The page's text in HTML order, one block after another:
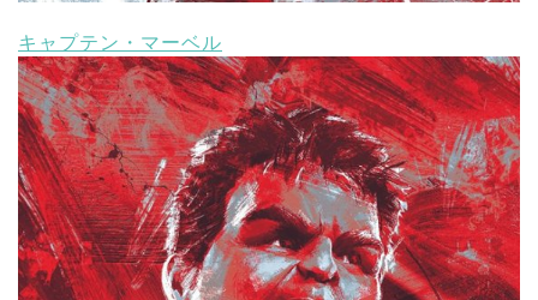
キャプテン・マーベル